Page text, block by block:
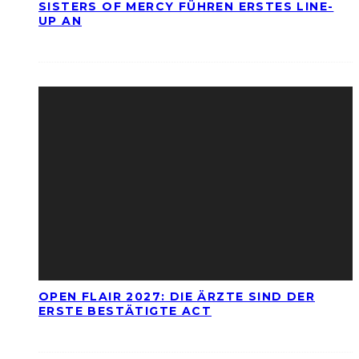
SISTERS OF MERCY FÜHREN ERSTES LINE-
UP AN
OPEN FLAIR 2027: DIE ÄRZTE SIND DER
ERSTE BESTÄTIGTE ACT